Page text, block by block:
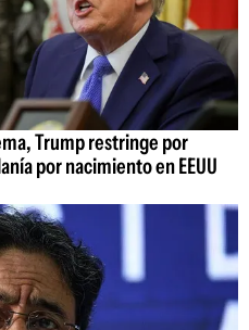
Trump restringe por
por nacimiento en EEUU